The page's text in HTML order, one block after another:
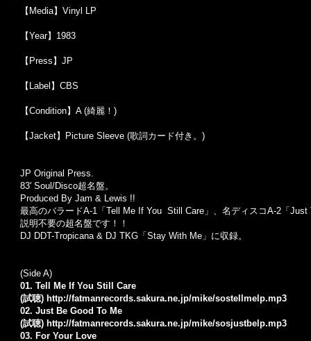
【Media】Vinyl LP
【Year】1983
【Press】JP
【Label】CBS
【Condition】A (綺麗！)
【Jacket】Picture Sleeve (歌詞カード付き。)
JP Original Press.
83' Soul/Disco超名盤。
Produced By Jam & Lewis !!
最高のバラードA-1「Tell Me If You Still Care」、名ディスコA-2「
説明不要の超名盤です！！
DJ DDT-Tropicana & DJ TKG「Stay With Me」に収録。
(Side A)
01. Tell Me If You Still Care
(試聴) http://fatmanrecords.sakura.ne.jp/mike/sostellmelp.mp3
02. Just Be Good To Me
(試聴) http://fatmanrecords.sakura.ne.jp/mike/sosjustbelp.mp3
03. For Your Love